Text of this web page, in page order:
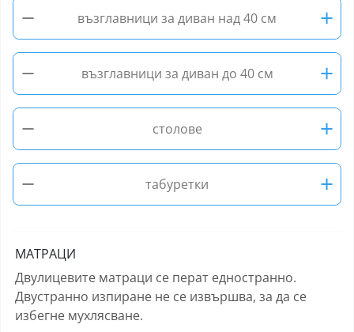
−
възглавници за диван над 40 см
+
−
възглавници за диван до 40 см
+
−
столове
+
−
табуретки +
МАТРАЦИ
Двулицевите матраци се перат едностранно.
Двустранно изпиране не се извършва, за да се
избегне мухлясване.